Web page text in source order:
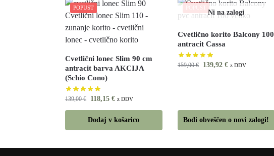
POPUST
Cvetlični lonec Slim 90 cm
antracit barva AKCIJA
(Schio Cono)
139,00€ 118,15 € z DDV
Dodaj v košarico
POPUST
Cvetlično korito Balcony 100
antracit Cassa
159,00€ 139,92 € z DDV
Bodi obveščen o novi zalogi!